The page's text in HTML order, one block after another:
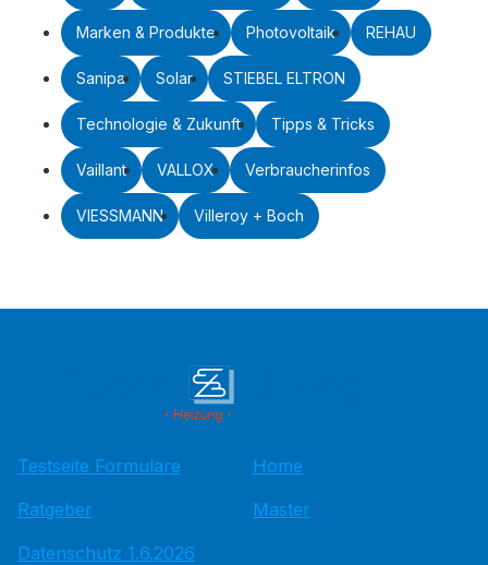
Marken & Produkte Photovoltaik REHAU
Sanipa Solar STIEBEL ELTRON
Technologie & Zukunft Tipps & Tricks
Vaillant VALLOX Verbraucherinfos
VIESSMANN Villeroy + Boch
Testseite Formulare
Ratgeber
Datenschutz 1.6.2026
Home
Master